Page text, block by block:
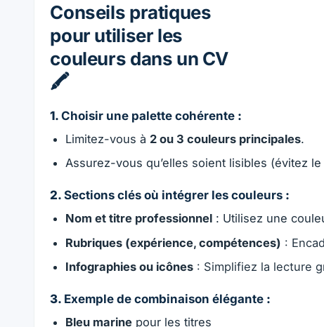
Conseils pratiques
pour utiliser les
couleurs dans un CV
🖍️
1.Choisir une palette cohérente :
Limitez-vous à 2 ou 3 couleurs principales.
Assurez-vous qu’elles soient lisibles (évitez
2.Sections clés où intégrer les couleurs :
Nom et titre professionnel: Utilisez une
Rubriques (expérience, compétences) :
Infographies ou icônes: Simplifiez la lecture
3. Exemple de combinaison élégante :
Bleu marinepour les titres